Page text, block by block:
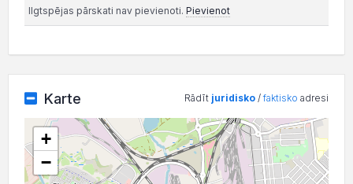
Ilgtspējas pārskati nav pievienoti. Pievienot
Karte Rādīt juridisko /faktisko adresi
+
−